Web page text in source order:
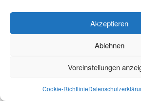
Akzeptieren
Ablehnen
Voreinstellungen
Cookie-Richtlinie